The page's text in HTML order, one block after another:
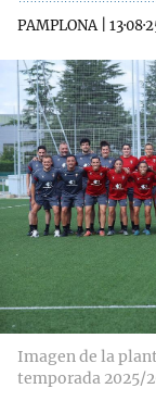
PAMPLONA|
Imagen de la
temporada 2025/